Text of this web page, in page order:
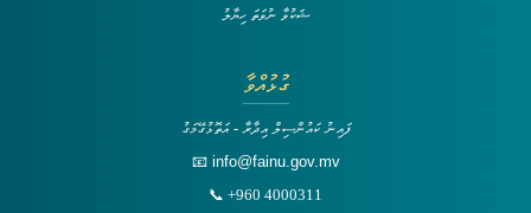
ޝަކުވާ ނުވަތަ ހިޔާލު
ގުޅުއްވާ
ފައިނު ކައުންސިލް އިދާރާ - އަތޮޅުގޭމަގު
📧 info@fainu.gov.mv
📞 +960 4000311